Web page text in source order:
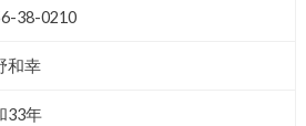
38-0210
和幸
33年